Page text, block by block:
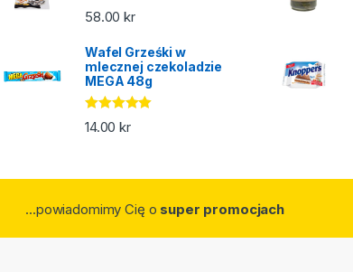
Oceniono
5.00na 5
58.00kr
Wafel Grześki w
mlecznej czekoladzie
MEGA 48g
Oceniono
5.00na 5
14.00kr
...powiadomimy Cię o super promocjach